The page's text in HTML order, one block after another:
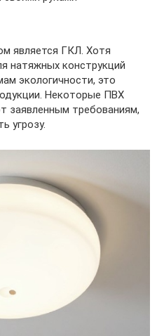
является ГКЛ. Хотя
натяжных конструкций
экологичности, это
Некоторые ПВХ
заявленным требованиям,
угрозу.